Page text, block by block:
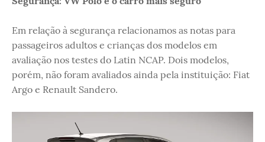
Em relação à segurança relacionamos as notas para
passageiros adultos e crianças dos modelos em
avaliação nos testes do Latin NCAP. Dois modelos,
porém, não foram avaliados ainda pela instituição: Fiat
Argo e Renault Sandero.